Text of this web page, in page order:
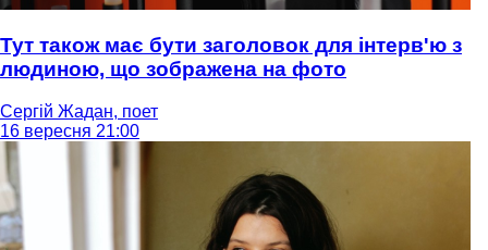
Тут також має бути заголовок для інтерв'ю з
людиною, що зображена на фото
Сергій Жадан, поет
16 вересня 21:00